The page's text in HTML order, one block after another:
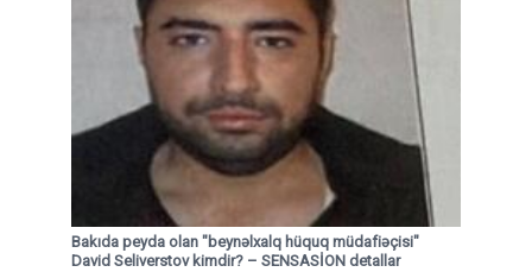
Bakıda peyda olan "beynəlxalq hüquq müdafiəçisi"
David Seliverstov kimdir? – SENSASİON detallar